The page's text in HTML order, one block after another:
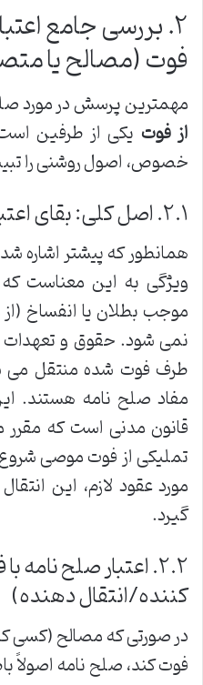
۲. بررسی جامع
فوت (مصالح یا
مهمترین پرسش در مورد
از فوت یکی از طرفین
خصوص، اصول روشنی را
۲.۱. اصل کلی: بقای اعتبار صلح نامه پس از فوت
همانطور که پیشتر اشاره
ویژگی به این معناست
موجب بطلان یا انفساخ
نمی شود. حقوق و تعهدات
طرف فوت شده منتقل می
قانون مدنی است که مقرر
تملیکی از فوت موصی
مورد عقود لازم، این
گیرد.
۲.۲. اعتبار صلح
کننده/انتقال دهنده)
در صورتی که مصالح (کسی
فوت کند، صلح نامه اصولاً